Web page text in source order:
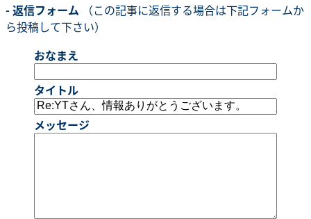
- 返信フォーム （この記事に返信する場合は下記フォームか
ら投稿して下さい）
おなまえ
タイトル
メッセージ